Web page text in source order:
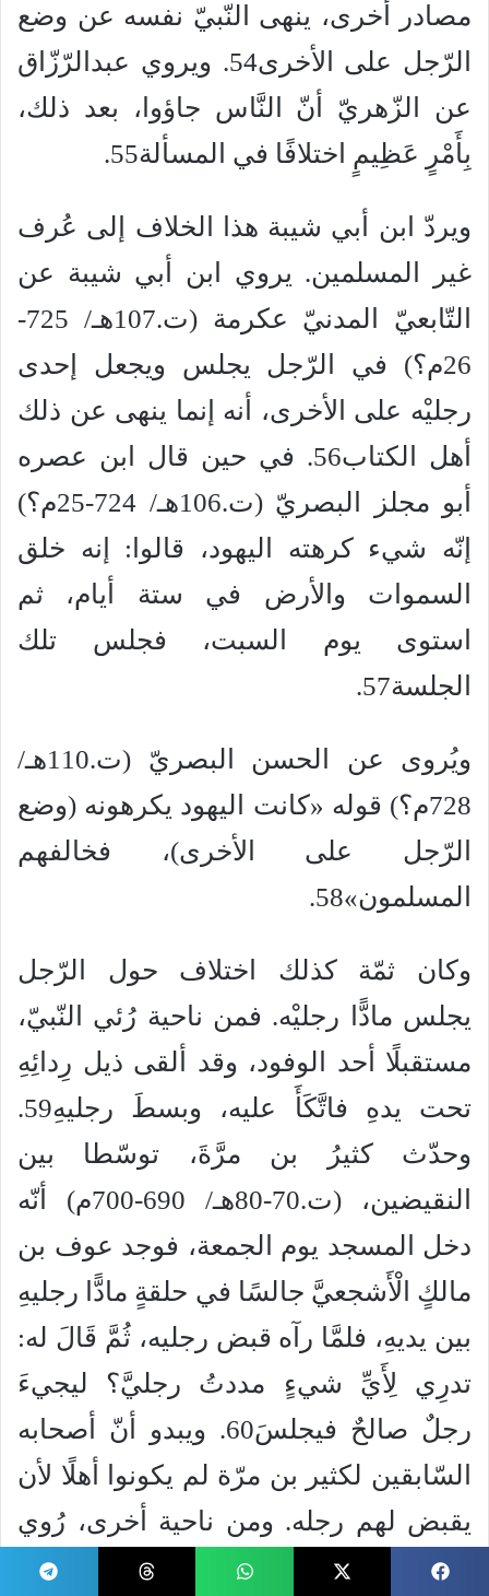
مصادر أخرى، ينهى النّبيّ نفسه عن وضع
الرّجل على الأخرى54. ويروي عبدالرّزّاق
عن الزّهريّ أنّ النَّاس جاؤوا، بعد ذلك،
بِأَمْرٍ عَظِيمٍ اختلافًا في المسألة55.
ويردّ ابن أبي شيبة هذا الخلاف إلى عُرف
غير المسلمين. يروي ابن أبي شيبة عن
التّابعيّ المدنيّ عكرمة (ت.107هـ/ 725-
26م؟) في الرّجل يجلس ويجعل إحدى
رجليْه على الأخرى، أنه إنما ينهى عن ذلك
أهل الكتاب56. في حين قال ابن عصره
أبو مجلز البصريّ (ت.106هـ/ 724-25م؟)
إنّه شيء كرهته اليهود، قالوا: إنه خلق
السموات والأرض في ستة أيام، ثم
استوى يوم السبت، فجلس تلك
الجلسة57.
ويُروى عن الحسن البصريّ (ت.110هـ/
728م؟) قوله «كانت اليهود يكرهونه (وضع
الرّجل على الأخرى)، فخالفهم
المسلمون»58.
وكان ثمّة كذلك اختلاف حول الرّجل
يجلس مادًّا رجليْه. فمن ناحية رُئي النّبيّ،
مستقبلًا أحد الوفود، وقد ألقى ذيل رِدائِهِ
تحت يدهِ فاتَّكَأَ عليه، وبسطَ رجليهِ59.
وحدّث كثيرُ بن مرَّةَ، توسّطا بين
النقيضين، (ت.70-80هـ/ 690-700م) أنّه
دخل المسجد يوم الجمعة، فوجد عوف بن
مالكٍ الْأَشجعيَّ جالسًا في حلقةٍ مادًّا رجليهِ
بين يديهِ، فلمَّا رآه قبض رجليه، ثُمَّ قَالَ له:
تدرِي لِأَيِّ شيءٍ مددتُ رجليَّ؟ ليجيءَ
رجلٌ صالحٌ فيجلسَ60. ويبدو أنّ أصحابه
السّابقين لكثير بن مرّة لم يكونوا أهلًا لأن
يقبض لهم رجله. ومن ناحية أخرى، رُوي
عن النّبيّ أنّه مرّ بأحد الصّحابة وقد وضع